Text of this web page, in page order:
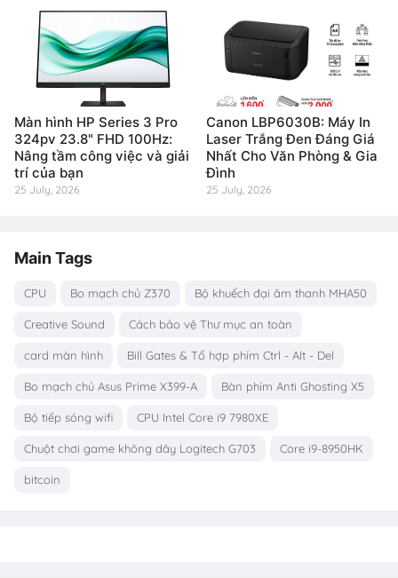
Màn hình HP Series 3 Pro
324pv 23.8" FHD 100Hz:
Nâng tầm công việc và giải
trí của bạn
25 July, 2026
Canon LBP6030B: Máy In
Laser Trắng Đen Đáng Giá
Nhất Cho Văn Phòng & Gia
Đình
25 July, 2026
Main Tags
CPU Bo mạch chủ Z370 Bộ khuếch đại âm thanh MHA50
Creative Sound Cách bảo vệ Thư mục an toàn
card màn hình Bill Gates & Tổ hợp phím Ctrl - Alt - Del
Bo mạch chủ Asus Prime X399-A Bàn phím Anti Ghosting X5
Bộ tiếp sóng wifi CPU Intel Core i9 7980XE
Chuột chơi game không dây Logitech G703 Core i9-8950HK
bitcoin